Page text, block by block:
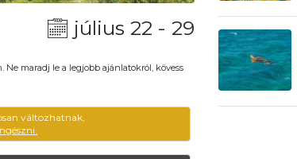
július 22 - 29
maradj le a legjobb ajánlatokról, kövess
változhatnak,